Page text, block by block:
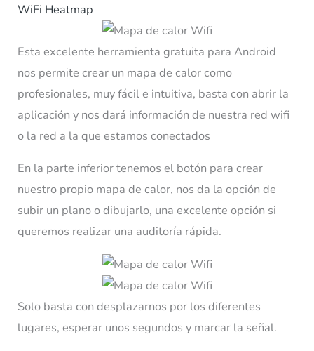
WiFi Heatmap
Esta excelente herramienta gratuita para Android
nos permite crear un mapa de calor como
profesionales, muy fácil e intuitiva, basta con abrir la
aplicación y nos dará información de nuestra red wifi
o la red a la que estamos conectados
En la parte inferior tenemos el botón para crear
nuestro propio mapa de calor, nos da la opción de
subir un plano o dibujarlo, una excelente opción si
queremos realizar una auditoría rápida.
Solo basta con desplazarnos por los diferentes
lugares, esperar unos segundos y marcar la señal.